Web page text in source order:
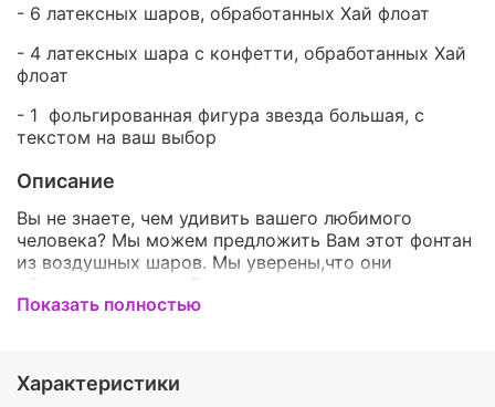
- 6 латексных шаров, обработанных Хай флоат
- 4 латексных шара с конфетти, обработанных Хай
флоат
- 1 фольгированная фигура звезда большая, с
текстом на ваш выбор
Описание
Вы не знаете, чем удивить вашего любимого
человека? Мы можем предложить Вам этот фонтан
из воздушных шаров. Мы уверены,что они
обрадуют и удивят Вашу вторую половинку.
Воздушные шары - это отличное дополнение к
праздника,подарит позитивные эмоции и приятные
воспоминания.
Показать полностью
Характеристики